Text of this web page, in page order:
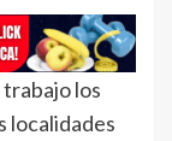
los
localidades